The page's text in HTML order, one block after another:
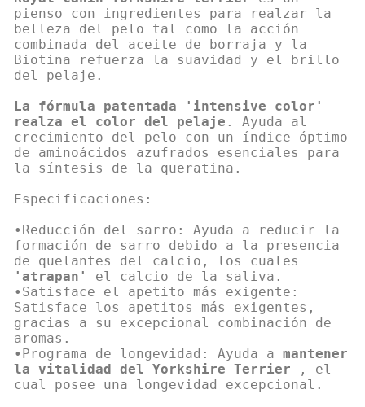
pienso con ingredientes para realzar la
belleza del pelo tal como la acción
combinada del aceite de borraja y la
Biotina refuerza la suavidad y el brillo
del pelaje.
La fórmula patentada
'intensive color'
realza el color del pelaje . Ayuda al
crecimiento del pelo con un índice óptimo
de aminoácidos azufrados esenciales para
la síntesis de la queratina.
Especificaciones:
•Reducción del sarro: Ayuda a reducir la
formación de sarro debido a la presencia
de quelantes del calcio, los cuales
'atrapan'
el calcio de la saliva.
•Satisface el apetito más exigente:
Satisface los apetitos más exigentes,
gracias a su excepcional combinación de
aromas.
•Programa de longevidad: Ayuda a mantener
la vitalidad del Yorkshire Terrier , el
cual posee una longevidad excepcional.